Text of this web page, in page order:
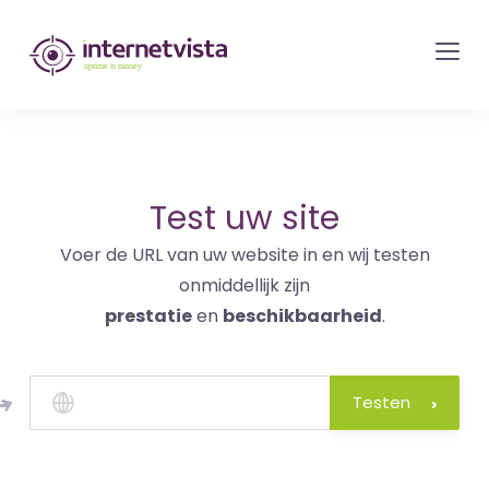
internetvista
monitoring
en
internetdiensten
Uptime
is
money
Test uw site
Voer de URL van uw website in en wij testen
onmiddellijk zijn
prestatieen beschikbaarheid.
Testen